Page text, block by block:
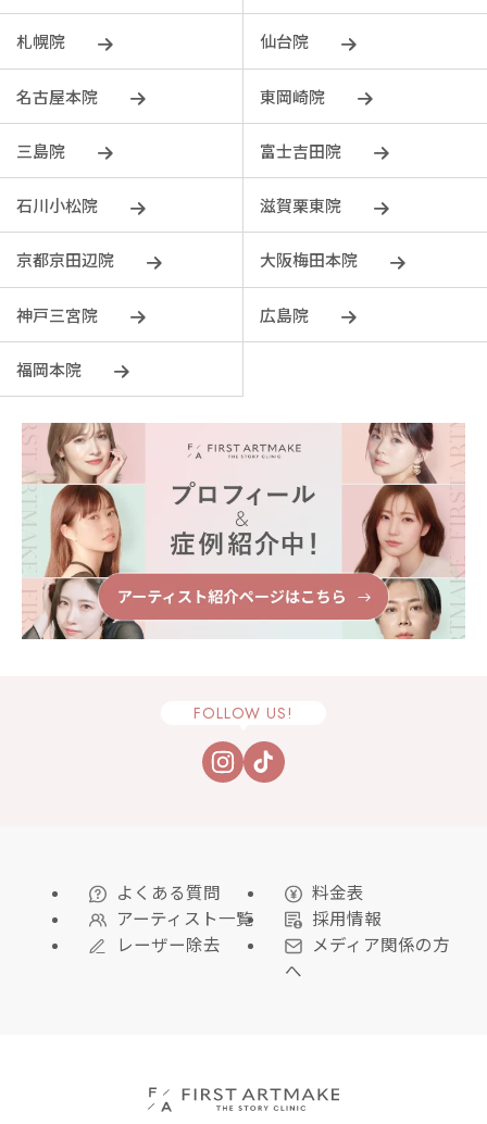
札幌院 仙台院
名古屋本院 東岡崎院
三島院 富士吉田院
石川小松院 滋賀栗東院
京都京田辺院 大阪梅田本院
神戸三宮院 広島院
福岡本院
FOLLOW US!
よくある質問
料金表
アーティスト一覧
採用情報
レーザー除去
メディア関係の方
へ